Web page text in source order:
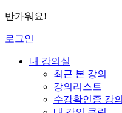
반가워요!
로그인
내 강의실
최근 본 강의
강의리스트
수강확인증 강의